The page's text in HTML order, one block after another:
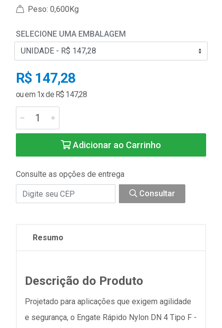
Peso: 0,600Kg
SELECIONE UMA EMBALAGEM
R$ 147,28
ou em 1x de R$ 147,28
Adicionar ao Carrinho
Consulte as opções de entrega
Consultar
Resumo
Descrição do Produto
Projetado para aplicações que exigem agilidade
e segurança, o Engate Rápido Nylon DN 4 Tipo F -